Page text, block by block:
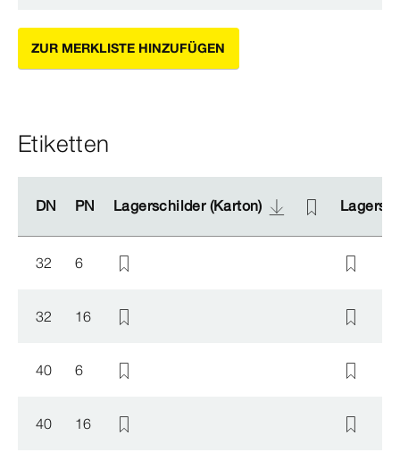
ZUR MERKLISTE HINZUFÜGEN
Etiketten
DN PN Lagerschilder (Karton)
DN PN Lagerschilder (Karton)
32 6
32 16
40 6
40 16